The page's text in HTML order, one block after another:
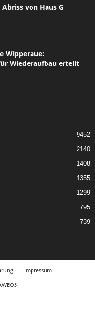
von Haus G
Wipperaue:
Wiederaufbau erteilt
9452
2140
1408
1355
1299
795
739
Impressum